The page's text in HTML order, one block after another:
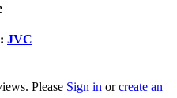
JVC
Please Sign in orcreate an